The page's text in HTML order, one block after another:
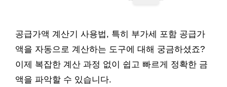
공급가액 계산기 사용법, 특히 부가세 포함 공급가
액을 자동으로 계산하는 도구에 대해 궁금하셨죠?
이제 복잡한 계산 과정 없이 쉽고 빠르게 정확한 금
액을 파악할 수 있습니다.